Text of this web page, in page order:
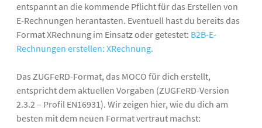
entspannt an die kommende Pflicht für das Erstellen von
E-Rechnungen herantasten. Eventuell hast du bereits das
Format XRechnung im Einsatz oder getestet: B2B-E-
Rechnungen erstellen: XRechnung.
Das ZUGFeRD-Format, das MOCO für dich erstellt,
entspricht dem aktuellen Vorgaben (ZUGFeRD-Version
2.3.2 – Profil EN16931). Wir zeigen hier, wie du dich am
besten mit dem neuen Format vertraut machst: